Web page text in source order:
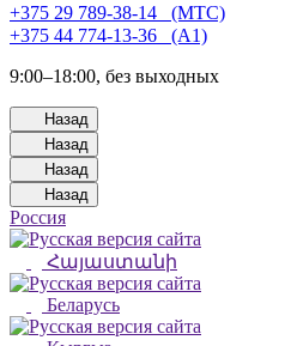
+375 29 789-38-14⠀(МТС)
+375 44 774-13-36⠀(А1)
9:00–18:00, без выходных
Назад
Назад
Назад
Назад
Россия
Հայաստանի
Беларусь